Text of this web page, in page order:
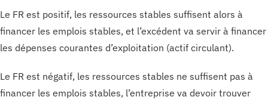
Le FR est positif, les ressources stables suffisent alors à
financer les emplois stables, et l’excédent va servir à financer
les dépenses courantes d’exploitation (actif circulant).
Le FR est négatif, les ressources stables ne suffisent pas à
financer les emplois stables, l’entreprise va devoir trouver